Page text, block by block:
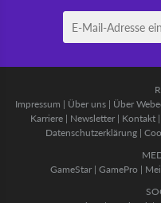
Impressum | Über uns| Über
Karriere | Newsletter | Kontakt |
Datenschutzerklärung |
GameStar| GamePro |